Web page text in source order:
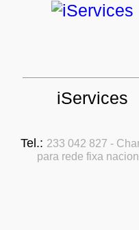
iServices
Tel.: 233 042 827 -
para rede fixa